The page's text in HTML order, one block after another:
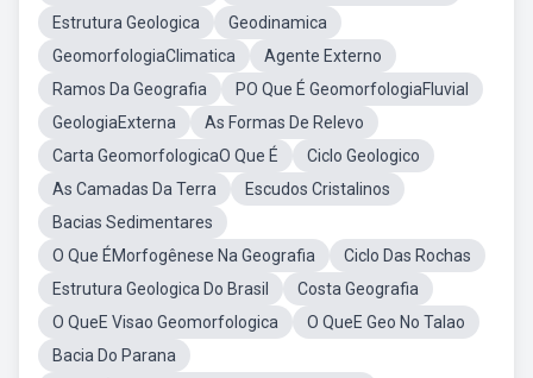
Estrutura Geologica
Geodinamica
GeomorfologiaClimatica
Agente Externo
Ramos Da Geografia
PO Que É GeomorfologiaFluvial
GeologiaExterna
As Formas De Relevo
Carta GeomorfologicaO Que É
Ciclo Geologico
As Camadas Da Terra
Escudos Cristalinos
Bacias Sedimentares
O Que ÉMorfogênese Na Geografia
Ciclo Das Rochas
Estrutura Geologica Do Brasil
Costa Geografia
O QueE Visao Geomorfologica
O QueE Geo No Talao
Bacia Do Parana